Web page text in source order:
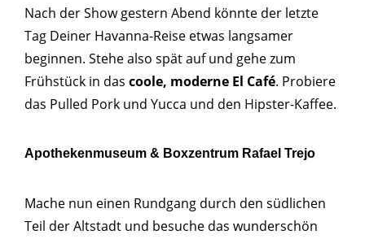
Nach der Show gestern Abend könnte der letzte
Tag Deiner Havanna-Reise etwas langsamer
beginnen. Stehe also spät auf und gehe zum
Frühstück in das coole, moderne El Café. Probiere
das Pulled Pork und Yucca und den Hipster-Kaffee.
Apothekenmuseum & Boxzentrum Rafael Trejo
Mache nun einen Rundgang durch den südlichen
Teil der Altstadt und besuche das wunderschön